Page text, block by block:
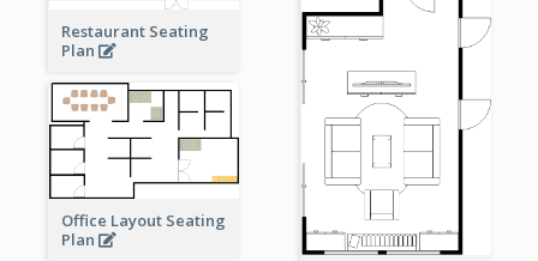
Restaurant Seating
Plan
Office Layout Seating
Plan